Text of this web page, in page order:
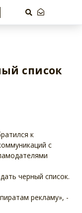
список
к
с
черный список.
рекламу», -